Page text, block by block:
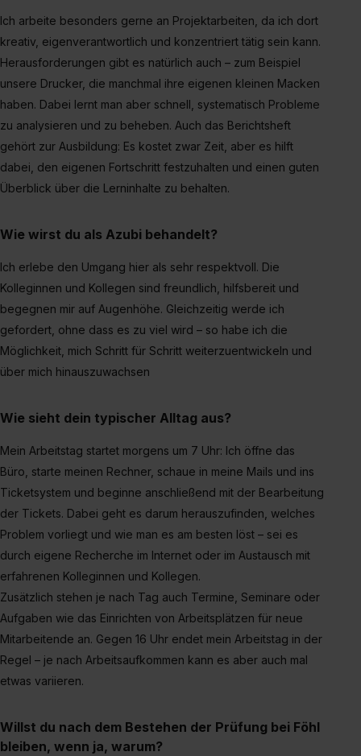
Ich arbeite besonders gerne an Projektarbeiten, da ich dort
kreativ, eigenverantwortlich und konzentriert tätig sein kann.
Herausforderungen gibt es natürlich auch – zum Beispiel
unsere Drucker, die manchmal ihre eigenen kleinen Macken
haben. Dabei lernt man aber schnell, systematisch Probleme
zu analysieren und zu beheben. Auch das Berichtsheft
gehört zur Ausbildung: Es kostet zwar Zeit, aber es hilft
dabei, den eigenen Fortschritt festzuhalten und einen guten
Überblick über die Lerninhalte zu behalten.
Wie wirst du als Azubi behandelt?
Ich erlebe den Umgang hier als sehr respektvoll. Die
Kolleginnen und Kollegen sind freundlich, hilfsbereit und
begegnen mir auf Augenhöhe. Gleichzeitig werde ich
gefordert, ohne dass es zu viel wird – so habe ich die
Möglichkeit, mich Schritt für Schritt weiterzuentwickeln und
über mich hinauszuwachsen
Wie sieht dein typischer Alltag aus?
Mein Arbeitstag startet morgens um 7 Uhr: Ich öffne das
Büro, starte meinen Rechner, schaue in meine Mails und ins
Ticketsystem und beginne anschließend mit der Bearbeitung
der Tickets. Dabei geht es darum herauszufinden, welches
Problem vorliegt und wie man es am besten löst – sei es
durch eigene Recherche im Internet oder im Austausch mit
erfahrenen Kolleginnen und Kollegen.
Zusätzlich stehen je nach Tag auch Termine, Seminare oder
Aufgaben wie das Einrichten von Arbeitsplätzen für neue
Mitarbeitende an. Gegen 16 Uhr endet mein Arbeitstag in der
Regel – je nach Arbeitsaufkommen kann es aber auch mal
etwas variieren.
Willst du nach dem Bestehen der Prüfung bei Föhl
bleiben, wenn ja, warum?